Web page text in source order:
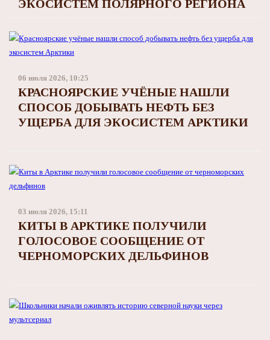
ЭКОСИСТЕМ ПОЛЯРНОГО РЕГИОНА
06 июля 2026, 10:25
КРАСНОЯРСКИЕ УЧЁНЫЕ НАШЛИ
СПОСОБ ДОБЫВАТЬ НЕФТЬ БЕЗ
УЩЕРБА ДЛЯ ЭКОСИСТЕМ АРКТИКИ
03 июля 2026, 15:11
КИТЫ В АРКТИКЕ ПОЛУЧИЛИ
ГОЛОСОВОЕ СООБЩЕНИЕ ОТ
ЧЕРНОМОРСКИХ ДЕЛЬФИНОВ